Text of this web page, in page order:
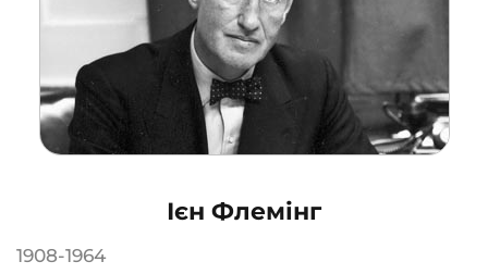
Енциклопедії, довідники, словники (55)
Подарункові сертифікати (1)
Ієн Флемінг
1908-1964